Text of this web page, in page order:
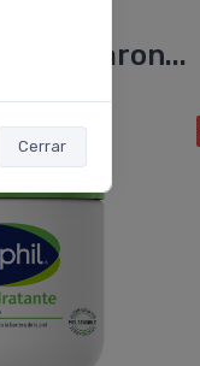
Cerrar
llevaron...